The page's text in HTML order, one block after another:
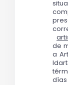
de
a